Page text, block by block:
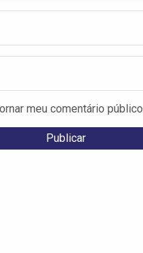
meu comentário público